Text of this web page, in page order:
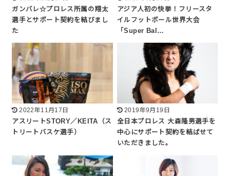
ガンバレ☆プロレス所属の翔太
選手とサポート契約を結びまし
た
アジア人初の快挙！フリースタ
イルフットボール世界大会
「Super Bal…
2022年11月17日
アスリートSTORY／KEITA（ス
トリートバスケ選手）
2019年9月19日
全日本プロレス 大森隆男選手を
中心にサポート契約を結ばせて
いただきました。